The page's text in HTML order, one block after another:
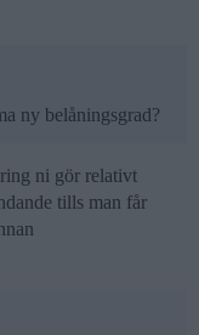
ny belåningsgrad?
ni gör relativt
tills man får